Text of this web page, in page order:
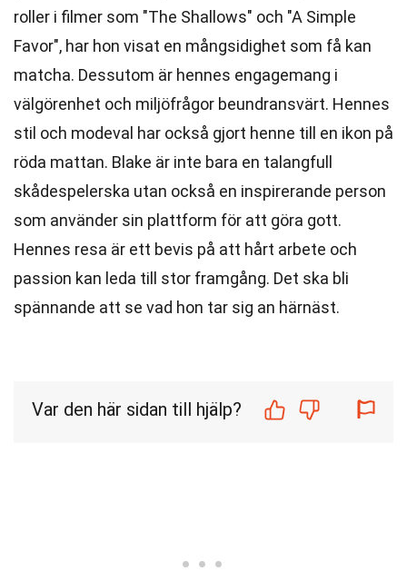
roller i filmer som "The Shallows" och "A Simple
Favor", har hon visat en mångsidighet som få kan
matcha. Dessutom är hennes engagemang i
välgörenhet och miljöfrågor beundransvärt. Hennes
stil och modeval har också gjort henne till en ikon på
röda mattan. Blake är inte bara en talangfull
skådespelerska utan också en inspirerande person
som använder sin plattform för att göra gott.
Hennes resa är ett bevis på att hårt arbete och
passion kan leda till stor framgång. Det ska bli
spännande att se vad hon tar sig an härnäst.
Var den här sidan till hjälp?